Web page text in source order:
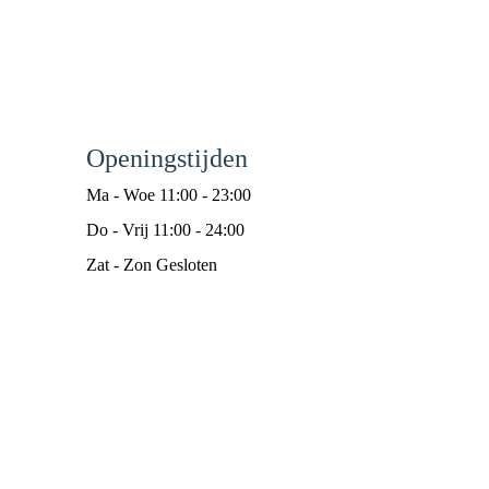
Openingstijden
Ma - Woe 11:00 - 23:00
Do - Vrij 11:00 - 24:00
Zat - Zon Gesloten